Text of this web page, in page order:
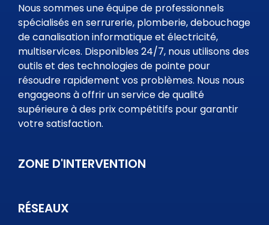
Nous sommes une équipe de professionnels
spécialisés en serrurerie, plomberie, debouchage
de canalisation informatique et électricité,
multiservices. Disponibles 24/7, nous utilisons des
outils et des technologies de pointe pour
résoudre rapidement vos problèmes. Nous nous
engageons à offrir un service de qualité
supérieure à des prix compétitifs pour garantir
votre satisfaction.
ZONE D'INTERVENTION
RÉSEAUX